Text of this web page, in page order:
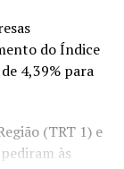
do Índice
4,39% para
(TRT 1) e
às